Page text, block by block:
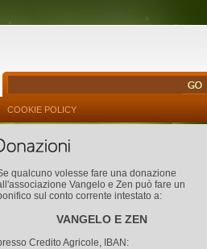
COOKIE POLICY
qualcuno volesse fare una donazione
Vangelo e Zen può fare un
sul conto corrente intestato a:
VANGELO E ZEN
Credito Agricole, IBAN: